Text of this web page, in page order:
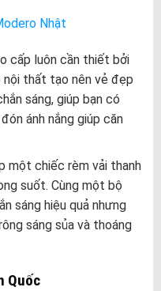
Nhật
cấp luôn cần thiết bởi
nội thất tạo nên vẻ đẹp
sáng, giúp bạn có
ánh nắng giúp căn
một chiếc rèm vải thanh
suốt. Cùng một bộ
sáng hiệu quả nhưng
sáng sủa và thoáng
Quốc